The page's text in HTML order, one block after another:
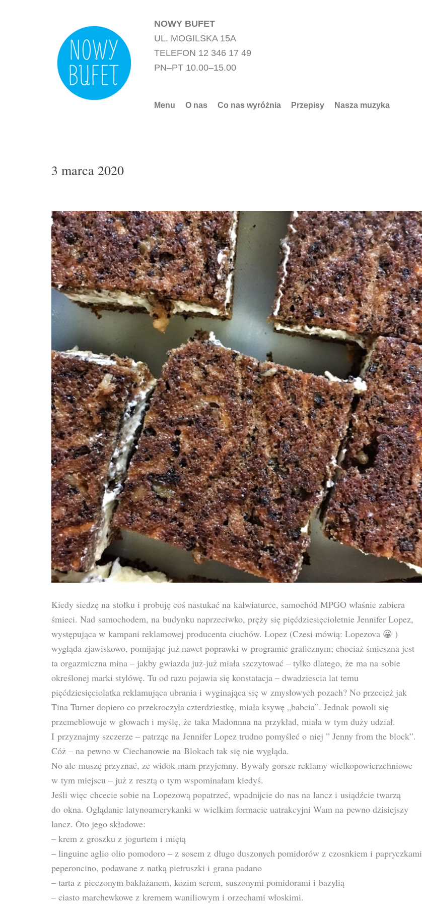
NOWY BUFET
UL. MOGILSKA 15A
TELEFON 12 346 17 49
PN–PT 10.00–15.00
Menu O nas Co nas wyróżnia Przepisy Nasza muzyka
3 marca 2020
Kiedy siedzę na stołku i probuję coś nastukać na kalwiaturce, samochód MPGO właśnie zabiera
śmieci. Nad samochodem, na budynku naprzeciwko, pręży się pięćdziesięcioletnie Jennifer Lopez,
występująca w kampani reklamowej producenta ciuchów. Lopez (Czesi mówią: Lopezova 😀 )
wygląda zjawiskowo, pomijając już nawet poprawki w programie graficznym; chociaż śmieszna jest
ta orgazmiczna mina – jakby gwiazda już-już miała szczytować – tylko dlatego, że ma na sobie
określonej marki stylówę. Tu od razu pojawia się konstatacja – dwadziescia lat temu
pięćdziesięciolatka reklamująca ubrania i wyginająca się w zmysłowych pozach? No przecież jak
Tina Turner dopiero co przekroczyła czterdziestkę, miała ksywę „babcia”. Jednak powoli się
przemeblowuje w głowach i myślę, że taka Madonnna na przykład, miała w tym duży udział.
I przyznajmy szczerze – patrząc na Jennifer Lopez trudno pomyśleć o niej ” Jenny from the block”.
Cóż – na pewno w Ciechanowie na Blokach tak się nie wygląda.
No ale muszę przyznać, ze widok mam przyjemny. Bywały gorsze reklamy wielkopowierzchniowe
w tym miejscu – już z resztą o tym wspominałam kiedyś.
Jeśli więc chcecie sobie na Lopezową popatrzeć, wpadnijcie do nas na lancz i usiądźcie twarzą
do okna. Oglądanie latynoamerykanki w wielkim formacie uatrakcyjni Wam na pewno dzisiejszy
lancz. Oto jego składowe:
– krem z groszku z jogurtem i miętą
– linguine aglio olio pomodoro – z sosem z długo duszonych pomidorów z czosnkiem i papryczkami
peperoncino, podawane z natką pietruszki i grana padano
– tarta z pieczonym bakłażanem, kozim serem, suszonymi pomidorami i bazylią
– ciasto marchewkowe z kremem waniliowym i orzechami włoskimi.